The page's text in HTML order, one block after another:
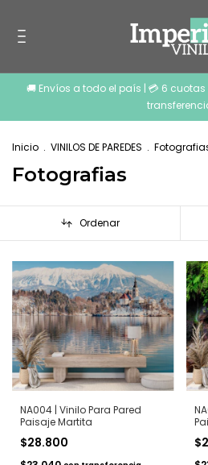
🚚 Envíos a todo el país | 💳 6 cuotas
Inicio . VINILOS DE PAREDES .
Fotografias
Ordenar
NA004 | Vinilo Para Pared
Paisaje Martita
$28.800